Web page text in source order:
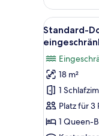
(2
Adults
+
Child)
Alle
Fotos
für
Standard-
Doppel-
oder
-
4
Standard-
18 m²
1
Platz für 3
1 Queen-